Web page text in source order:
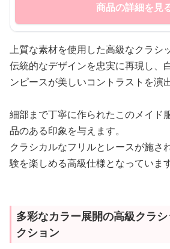
商品の詳細を見
上質な素材を使用した高級なクラシ
伝統的なデザインを忠実に再現し、
ンピースが美しいコントラストを演
細部まで丁寧に作られたこのメイド
品のある印象を与えます。
クラシカルなフリルとレースが施さ
験を楽しめる高級仕様となっています
多彩なカラー展開の高級クラ
クション